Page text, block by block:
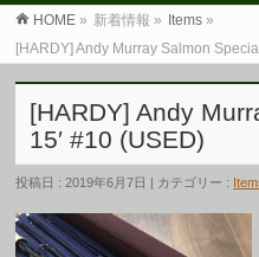
HOME » 新着情報 » Items »
[HARDY] Andy Murray Salmon
[HARDY] Andy
15′ #10 (USED)
投稿日 : 2019年6月7日 | カテゴリー :